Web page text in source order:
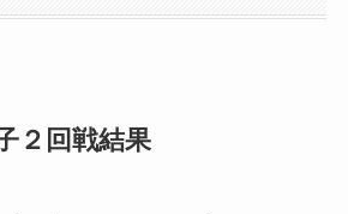
２回戦結果